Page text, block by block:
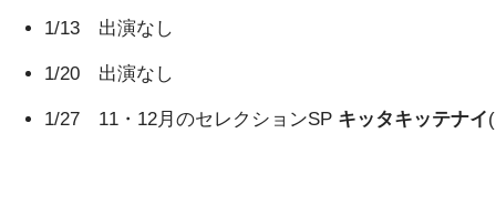
1/13 出演なし
1/20 出演なし
1/27 11・12月のセレクションSP キッタキッテナイ